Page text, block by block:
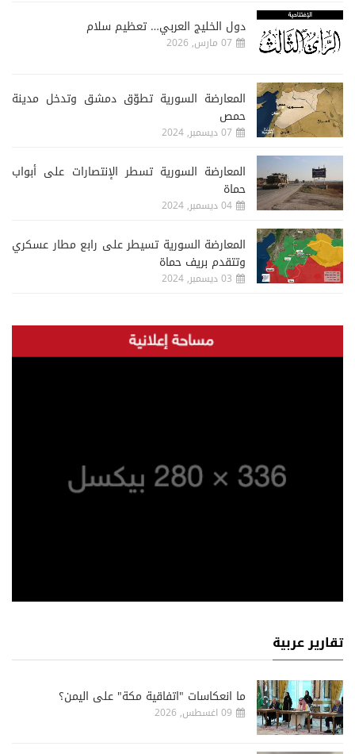
دول الخليج العربي… تعظيم سلام
07 مارس, 2026
المعارضة السورية تطوّق دمشق وتدخل مدينة
حمص
07 ديسمبر, 2024
المعارضة السورية تسطر الإنتصارات على أبواب
حماة
04 ديسمبر, 2024
المعارضة السورية تسيطر على رابع مطار عسكري
وتتقدم بريف حماة
03 ديسمبر, 2024
تقارير عربية
ما انعكاسات "اتفاقية مكة" على اليمن؟
09 اغسطس, 2026